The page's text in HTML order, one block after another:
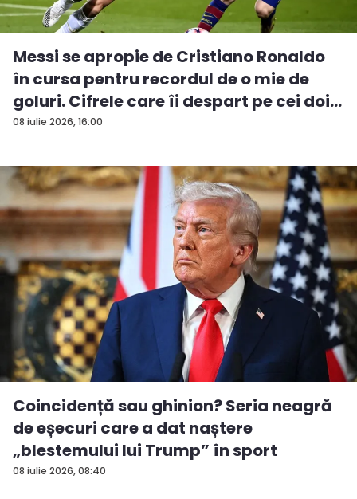
08 iulie 2026, 16:00
Messi se apropie de Cristiano Ronaldo
în cursa pentru recordul de o mie de
goluri. Cifrele care îi despart pe cei doi...
08 iulie 2026, 08:40
Coincidență sau ghinion? Seria neagră
de eșecuri care a dat naștere
„blestemului lui Trump” în sport